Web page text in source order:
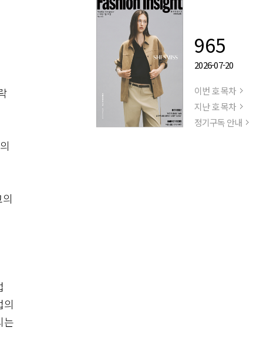
는
965
2026-07-20
이번 호 목차
지난 호 목차
정기구독 안내